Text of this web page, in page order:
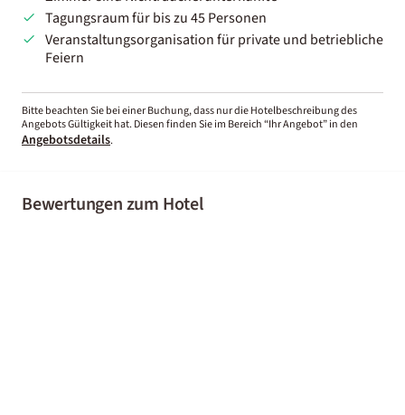
Tagungsraum für bis zu 45 Personen
Veranstaltungsorganisation für private und betriebliche
Feiern
Bitte beachten Sie bei einer Buchung, dass nur die Hotelbeschreibung des
Angebots Gültigkeit hat. Diesen finden Sie im Bereich “Ihr Angebot” in den
Angebotsdetails.
Bewertungen zum Hotel